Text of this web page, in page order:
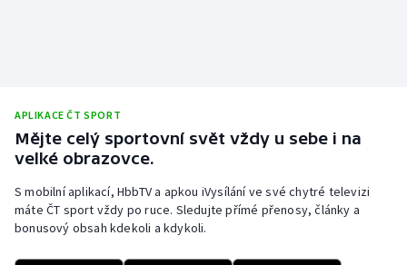
APLIKACE ČT SPORT
Mějte celý sportovní svět vždy u sebe i na
velké obrazovce.
S mobilní aplikací, HbbTV a apkou iVysílání ve své chytré televizi
máte ČT sport vždy po ruce. Sledujte přímé přenosy, články a
bonusový obsah kdekoli a kdykoli.